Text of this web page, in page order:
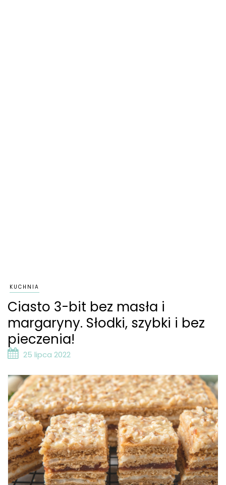
KUCHNIA
Ciasto 3-bit bez masła i
margaryny. Słodki, szybki i bez
pieczenia!
25 lipca 2022